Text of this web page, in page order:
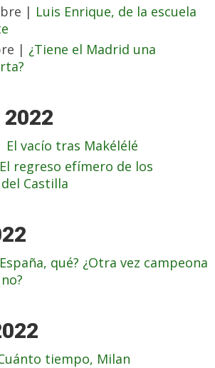
| Luis Enrique, de la escuela
| ¿Tiene el Madrid una
El vacío tras Makélélé
El regreso efímero de los
Castilla
qué? ¿Otra vez campeona
tiempo, Milan